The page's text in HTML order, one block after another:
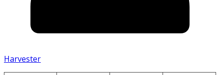
Harvester